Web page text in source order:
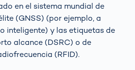
en el sistema mundial de
(GNSS) (por ejemplo, a
inteligente) y las etiquetas de
alcance (DSRC) o de
(RFID).